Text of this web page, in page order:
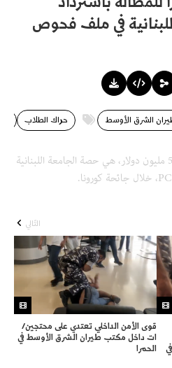
في ملف فحوص
الشرق الأوسط حراك الطلاب
نهبت شركة طيران الشرق الأوسط 52 مليون دولار، هي حصة الجامعة اللبنانية
التّالي
قوى الأمن الداخلي تعتدي على محتجين/
ات داخل مكتب طيران الشرق الأوسط في
الحمرا